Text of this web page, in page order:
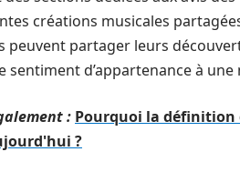
créations musicales
peuvent partager leurs
sentiment d’appartenance à
: Pourquoi la définition
?